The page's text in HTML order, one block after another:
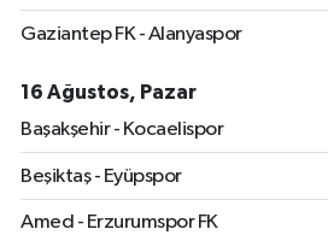
Gaziantep FK - Alanyaspor
16 Ağustos, Pazar
Başakşehir - Kocaelispor
Beşiktaş - Eyüpspor
Amed - Erzurumspor FK